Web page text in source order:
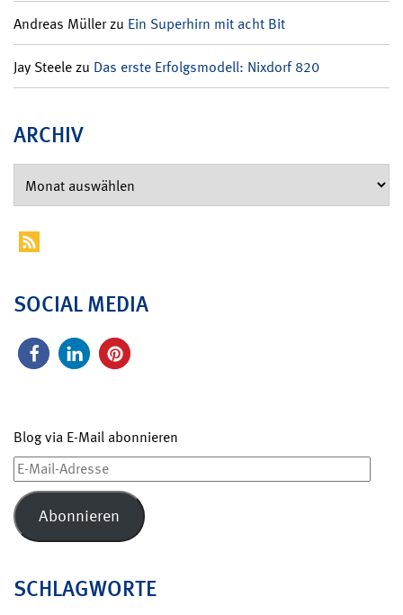
Andreas Müllerzu Ein Superhirn mit acht Bit
Jay Steelezu Das erste Erfolgsmodell: Nixdorf 820
ARCHIV
SOCIAL MEDIA
Blog via E-Mail abonnieren
E-
Mail-
Adresse
Abonnieren
SCHLAGWORTE